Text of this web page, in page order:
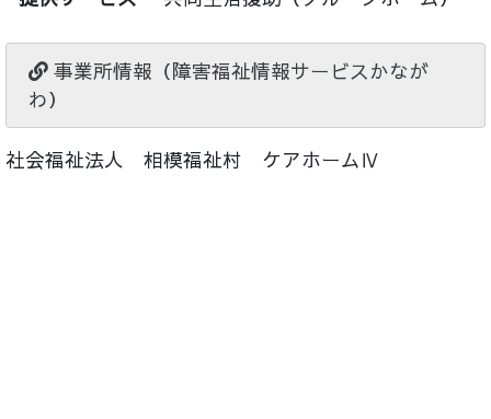
事業所情報（障害福祉情報サービスかなが
わ）
社会福祉法人 相模福祉村 ケアホームⅣ